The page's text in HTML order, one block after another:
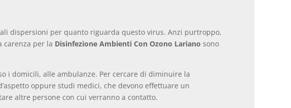
dispersioni per quanto riguarda questo virus. Anzi purtroppo,
carenza per la Disinfezione Ambienti Con Ozono Lariano sono
i domicili, alle ambulanze. Per cercare di diminuire la
oppure studi medici, che devono effettuare un
altre persone con cui verranno a contatto.